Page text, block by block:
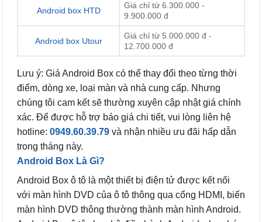
Android box HTD
Giá chỉ từ 6.300.000 -
9.900.000 đ
Android box Utour
Giá chỉ từ 5.000.000 đ -
12.700.000 đ
Lưu ý: Giá Android Box có thể thay đổi theo từng thời
điểm, dòng xe, loại màn và nhà cung cấp. Nhưng
chúng tôi cam kết sẽ thường xuyên cập nhật giá chính
xác. Để được hỗ trợ báo giá chi tiết, vui lòng liên hệ
hotline: 0949.60.39.79 và nhận nhiều ưu đãi hấp dẫn
trong tháng này.
Android Box Là Gì?
Android Box ô tô là một thiết bị điện tử được kết nối
với màn hình DVD của ô tô thông qua cổng HDMI, biến
màn hình DVD thông thường thành màn hình Android.